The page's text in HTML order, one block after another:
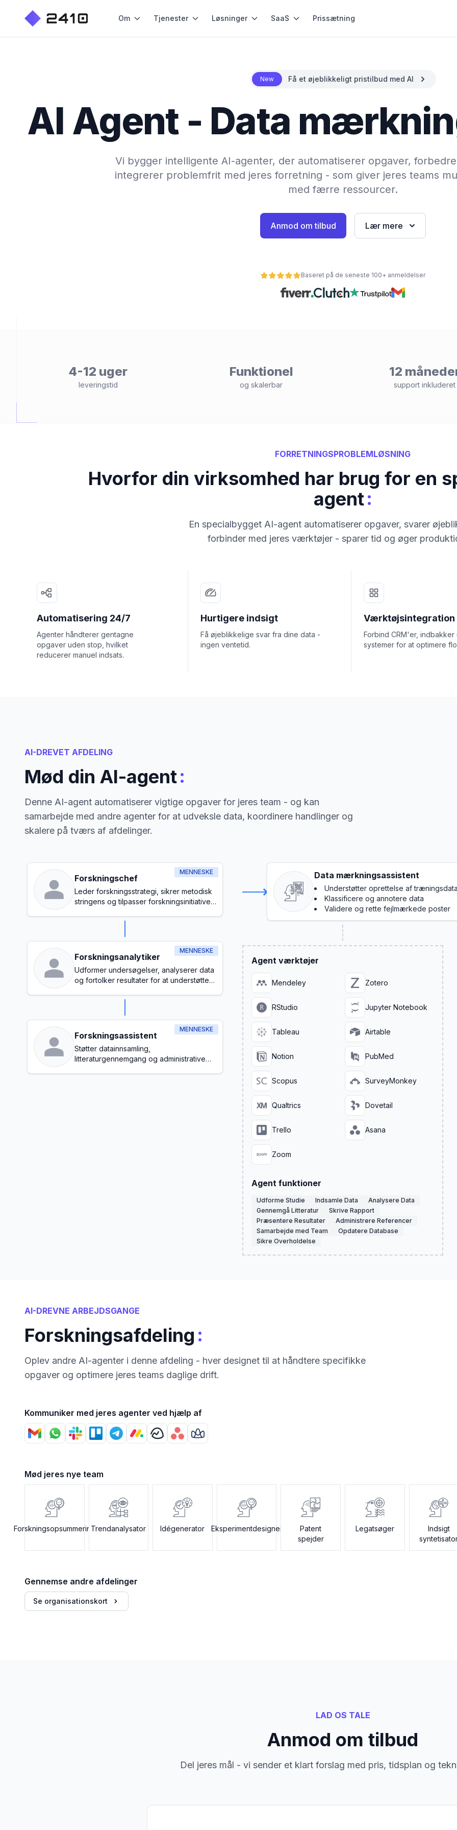
Om Tjenester Løsninger SaaS Prissætning
New Få et øjeblikkeligt pristilbud med AI
AI Agent - Data
Vi bygger intelligente AI-agenter, der automatiserer opgaver,
integrerer problemfrit med jeres forretning - som giver jeres teams
med færre ressourcer.
Anmod om tilbud Lær mere
Baseret på de seneste 100+ anmeldelser
4-12 uger
leveringstid
Funktionel
og skalerbar
12
support inkluderet
FORRETNINGSPROBLEMLØSNING
Hvorfor din virksomhed har brug for en
agent:
En specialbygget AI-agent automatiserer opgaver, svarer
forbinder med jeres værktøjer - sparer tid og øger
Automatisering 24/7
Agenter håndterer gentagne
opgaver uden stop, hvilket
reducerer manuel indsats.
Hurtigere indsigt
Få øjeblikkelige svar fra dine data -
ingen ventetid.
Værktøjsintegration
Forbind CRM'er, indbakker
systemer for at optimere
AI-DREVET AFDELING
Mød din AI-agent:
Denne AI-agent automatiserer vigtige opgaver for jeres team - og kan
samarbejde med andre agenter for at udveksle data, koordinere handlinger og
skalere på tværs af afdelinger.
MENNESKE
Forskningschef
Leder forskningsstrategi, sikrer metodisk
stringens og tilpasser forskningsinitiativer
MENNESKE
Forskningsanalytiker
Udformer undersøgelser, analyserer data
og fortolker resultater for at understøtte
MENNESKE
Forskningsassistent
Støtter datainnsamling,
litteraturgennemgang og administrative
Data mærkningsassistent
Understøtter oprettelse af
Klassificere og annotere data
Validere og rette fejlmærkede poster
Agent værktøjer
Mendeley Zotero
RStudio Jupyter Notebook
Tableau Airtable
Notion PubMed
Scopus SurveyMonkey
Qualtrics Dovetail
Trello Asana
Zoom
Agent funktioner
Udforme Studie Indsamle Data
Analysere Data
Gennemgå Litteratur
Skrive Rapport
Præsentere Resultater
Administrere Referencer
Samarbejde med Team
Opdatere Database
Sikre Overholdelse
AI-DREVNE ARBEJDSGANGE
Forskningsafdeling :
Oplev andre AI-agenter i denne afdeling - hver designet til at håndtere specifikke
opgaver og optimere jeres teams daglige drift.
Kommuniker med jeres agenter ved hjælp af
Mød jeres nye team
ForskningsopsummeringTrendanalysator Idégenerator Eksperimentdesigner
Patent
spejder
Legatsøger
Indsigt
Gennemse andre afdelinger
Se organisationskort
LAD OS TALE
Anmod om tilbud
Del jeres mål - vi sender et klart forslag med pris, tidsplan og